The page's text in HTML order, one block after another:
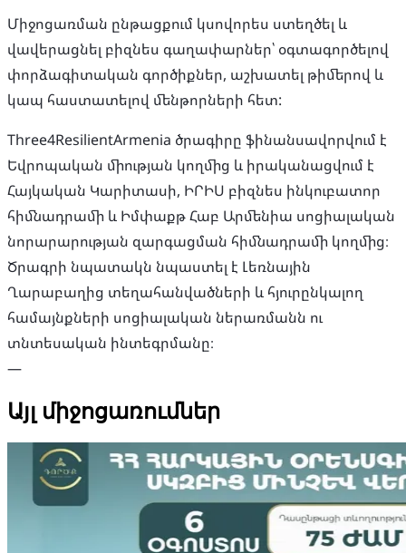
Միջոցառման ընթացքում կսովորես ստեղծել և
վավերացնել բիզնես գաղափարներ՝ օգտագործելով
փորձագիտական ​​գործիքներ, աշխատել թիմերով և
կապ հաստատելով մենթորների հետ:
Three4ResilientArmenia ծրագիրը ֆինանսավորվում է
Եվրոպական միության կողմից և իրականացվում է
Հայկական Կարիտասի, ԻՐԻՍ բիզնես ինկուբատոր
հիմնադրամի և Իմփաքթ Հաբ Արմենիա սոցիալական
նորարարության զարգացման հիմնադրամի կողմից։
Ծրագրի նպատակն նպաստել է Լեռնային
Ղարաբաղից տեղահանվածների և հյուրընկալող
համայնքների սոցիալական ներառմանն ու
տնտեսական ինտեգրմանը։
—
Այլ միջոցառումներ